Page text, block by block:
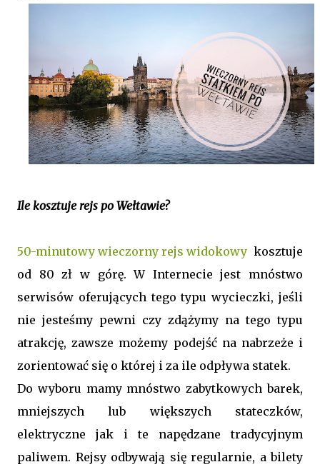
Ile kosztuje rejs po Wełtawie?
50-minutowy wieczorny rejs widokowy kosztuje
od 80 zł w górę. W Internecie jest mnóstwo
serwisów oferujących tego typu wycieczki, jeśli
nie jesteśmy pewni czy zdążymy na tego typu
atrakcję, zawsze możemy podejść na nabrzeże i
zorientować się o której i za ile odpływa statek.
Do wyboru mamy mnóstwo zabytkowych barek,
mniejszych lub większych stateczków,
elektryczne jak i te napędzane tradycyjnym
paliwem. Rejsy odbywają się regularnie, a bilety